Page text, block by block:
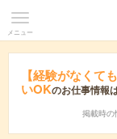
メニュー
【経験がなくて
いOKのお仕事情報
掲載時の